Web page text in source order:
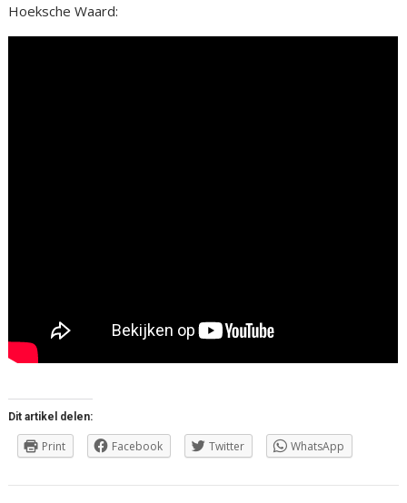
Hoeksche Waard:
Dit artikel delen:
Print Facebook Twitter WhatsApp